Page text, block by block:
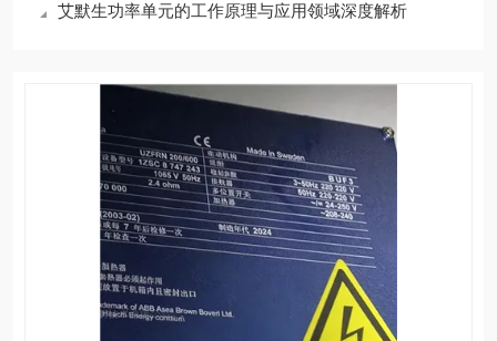
艾默生功率单元的工作原理与应用领域深度解析